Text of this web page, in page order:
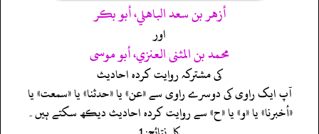
أزهر بن سعد الباهلي، أبو بكر
اور
محمد بن المثنى العنزي، أبو موسى
کی مشترکہ روایت کردہ احادیث
آپ ایک راوی کی دوسرے راوی سے «عن» یا «حدثنا» یا «سمعت» یا
«أخبرنا» یا «و» یا «ح» سے روایت کردہ احادیث دیکھ سکتے ہیں۔